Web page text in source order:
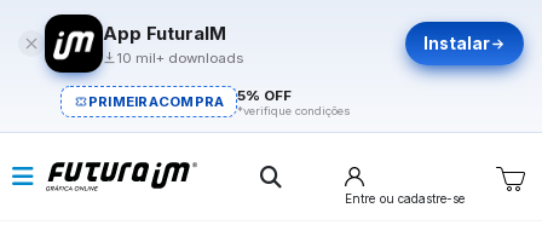
App FuturaIM
10 mil+ downloads
Instalar
PRIMEIRACOMPRA 5% OFF
*verifique condições
Entre ou cadastre-se